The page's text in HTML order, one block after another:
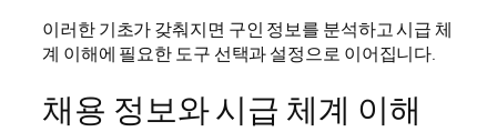
이러한 기초가 갖춰지면 구인 정보를 분석하고 시급 체
계 이해에 필요한 도구 선택과 설정으로 이어집니다.
채용 정보와 시급 체계 이해